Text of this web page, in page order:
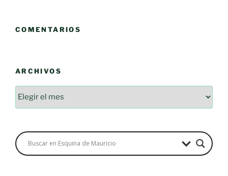
COMENTARIOS
ARCHIVOS